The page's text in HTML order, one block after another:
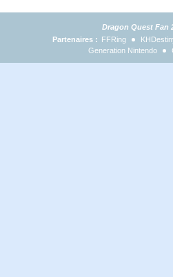
Dragon Quest Fan
Partenaires : FFRing
Generation Nintendo